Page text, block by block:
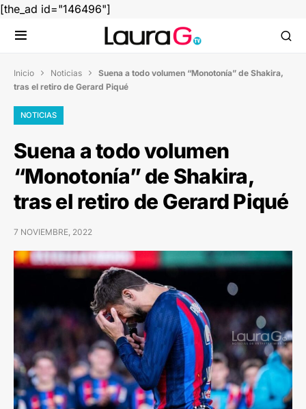
[the_ad id="146496"]
Inicio  Noticias  Suena a todo volumen “Monotonía” de Shakira,
tras el retiro de Gerard Piqué
NOTICIAS
Suena a todo volumen
“Monotonía” de Shakira,
tras el retiro de Gerard Piqué
7 NOVIEMBRE, 2022